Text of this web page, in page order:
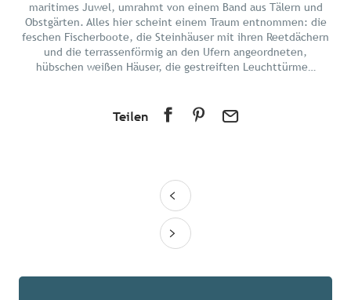
maritimes Juwel, umrahmt von einem Band aus Tälern und
Obstgärten. Alles hier scheint einem Traum entnommen: die
feschen Fischerboote, die Steinhäuser mit ihren Reetdächern
und die terrassenförmig an den Ufern angeordneten,
hübschen weißen Häuser, die gestreiften Leuchttürme…
Teilen